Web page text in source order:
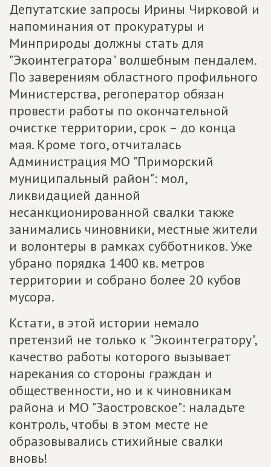
Депутатские запросы Ирины Чирковой и
напоминания от прокуратуры и
Минприроды должны стать для
"Экоинтегратора" волшебным пендалем.
По заверениям областного профильного
Министерства, регоператор обязан
провести работы по окончательной
очистке территории, срок – до конца
мая. Кроме того, отчиталась
Администрация МО "Приморский
муниципальный район": мол,
ликвидацией данной
несанкционированной свалки также
занимались чиновники, местные жители
и волонтеры в рамках субботников. Уже
убрано порядка 1400 кв. метров
территории и собрано более 20 кубов
мусора.
Кстати, в этой истории немало
претензий не только к "Экоинтегратору",
качество работы которого вызывает
нарекания со стороны граждан и
общественности, но и к чиновникам
района и МО "Заостровское": наладьте
контроль, чтобы в этом месте не
образовывались стихийные свалки
вновь!